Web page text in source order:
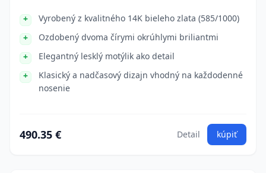
Vyrobený z kvalitného 14K bieleho zlata (585/1000)
Ozdobený dvoma čírymi okrúhlymi briliantmi
Elegantný lesklý motýlik ako detail
Klasický a nadčasový dizajn vhodný na každodenné
nosenie
490.35 € Detail kúpiť